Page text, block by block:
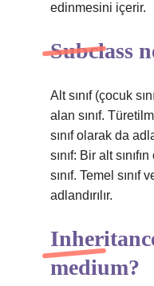
edinmesini içerir.
Subclass
Alt sınıf (çocuk
alan sınıf.
sınıf olarak da
sınıf: Bir alt
sınıf. Temel sınıf
adlandırılır.
medium?